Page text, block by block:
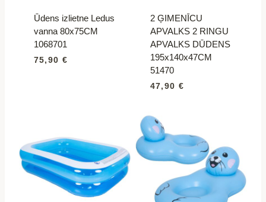
Ūdens izlietne Ledus
vanna 80x75CM
1068701
75,90 €
2 ĢIMENĪCU
APVALKS 2 RINGU
APVALKS DŪDENS
195x140x47CM
51470
47,90 €